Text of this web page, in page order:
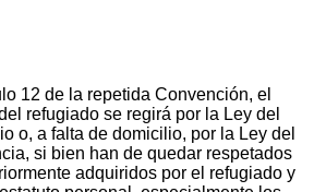
12 de la repetida Convención, el
refugiado se regirá por la Ley del
o, a falta de domicilio, por la Ley del
si bien han de quedar respetados
adquiridos por el refugiado y